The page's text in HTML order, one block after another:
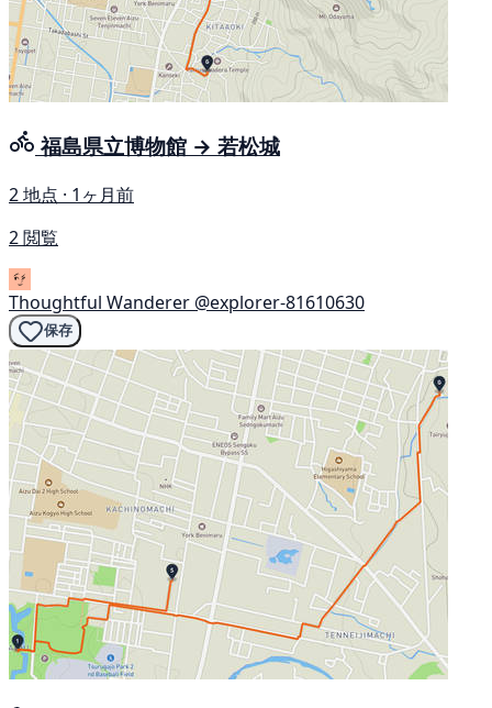
福島県立博物館 → 若松城
2 地点 · 1ヶ月前
2 閲覧
Thoughtful Wanderer @explorer-81610630
保存